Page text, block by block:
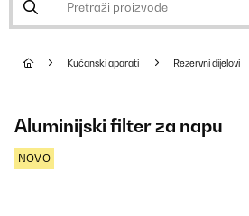
Kućanski aparati Rezervni dijelovi
Aluminijski filter za napu
NOVO